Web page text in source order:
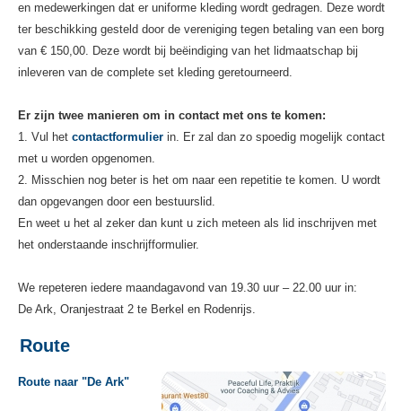
en medewerkingen dat er uniforme kleding wordt gedragen. Deze wordt
ter beschikking gesteld door de vereniging tegen betaling van een borg
van € 150,00. Deze wordt bij beëindiging van het lidmaatschap bij
inleveren van de complete set kleding geretourneerd.
Er zijn twee manieren om in contact met ons te komen:
1. Vul het contactformulier in. Er zal dan zo spoedig mogelijk contact
met u worden opgenomen.
2. Misschien nog beter is het om naar een repetitie te komen. U wordt
dan opgevangen door een bestuurslid.
En weet u het al zeker dan kunt u zich meteen als lid inschrijven met
het onderstaande inschrijfformulier.
We repeteren iedere maandagavond van 19.30 uur – 22.00 uur in:
De Ark, Oranjestraat 2 te Berkel en Rodenrijs.
Route
Route naar "De Ark"